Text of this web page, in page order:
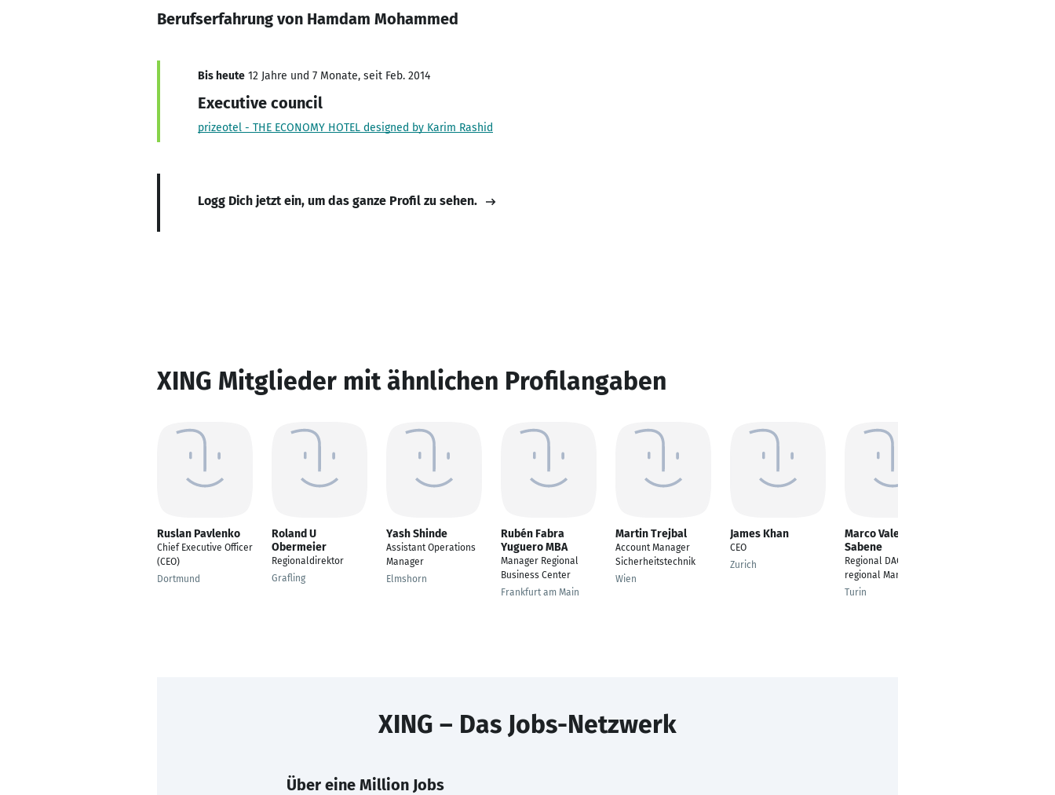
Berufserfahrung von Hamdam Mohammed
Bis heute 12 Jahre und 7 Monate, seit Feb. 2014
Executive council
prizeotel - THE ECONOMY HOTEL designed by Karim Rashid
Logg Dich jetzt ein, um das ganze Profil zu sehen.
XING Mitglieder mit ähnlichen Profilangaben
Ruslan Pavlenko
Chief Executive Officer
(CEO)
Dortmund
Roland U
Obermeier
Regionaldirektor
Grafling
Yash Shinde
Assistant Operations
Manager
Elmshorn
Rubén Fabra
Yuguero MBA
Manager Regional
Business Center
Frankfurt am Main
Martin Trejbal
Account Manager
Sicherheitstechnik
Wien
James Khan
CEO
Zurich
Marco Valerio
Sabene
Regional DACH
regional Manager
Turin
XING – Das Jobs-Netzwerk
Über eine Million Jobs